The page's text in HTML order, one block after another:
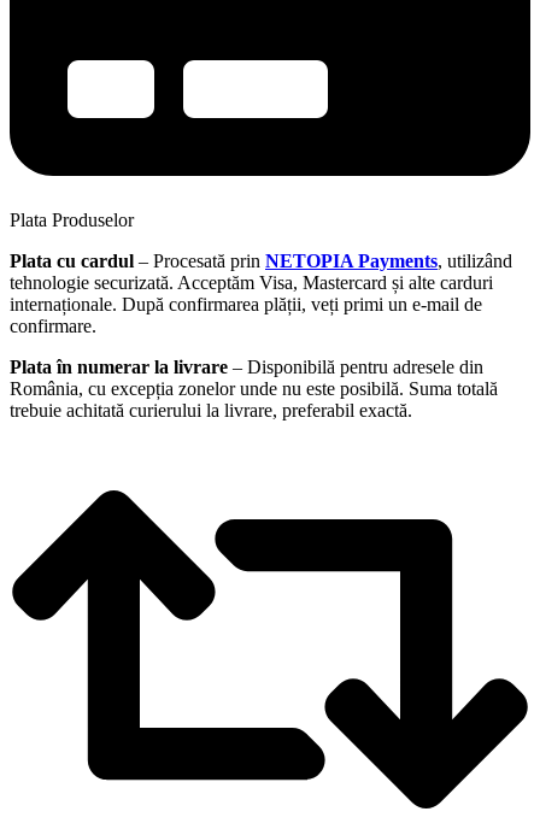
Plata Produselor
Plata cu cardul – Procesată prin NETOPIA Payments, utilizând
tehnologie securizată. Acceptăm Visa, Mastercard și alte carduri
internaționale. După confirmarea plății, veți primi un e-mail de
confirmare.
Plata în numerar la livrare – Disponibilă pentru adresele din
România, cu excepția zonelor unde nu este posibilă. Suma totală
trebuie achitată curierului la livrare, preferabil exactă.